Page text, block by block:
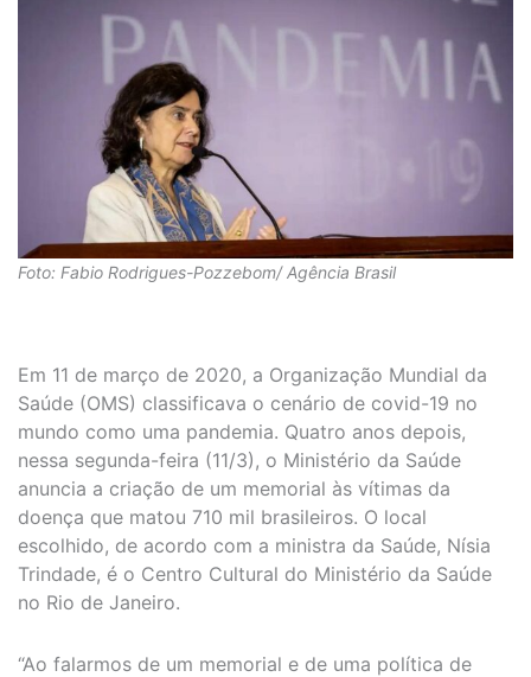
Foto: Fabio Rodrigues-Pozzebom/ Agência Brasil
Em 11 de março de 2020, a Organização Mundial da
Saúde (OMS) classificava o cenário de covid-19 no
mundo como uma pandemia. Quatro anos depois,
nessa segunda-feira (11/3), o Ministério da Saúde
anuncia a criação de um memorial às vítimas da
doença que matou 710 mil brasileiros. O local
escolhido, de acordo com a ministra da Saúde, Nísia
Trindade, é o Centro Cultural do Ministério da Saúde
no Rio de Janeiro.
“Ao falarmos de um memorial e de uma política de